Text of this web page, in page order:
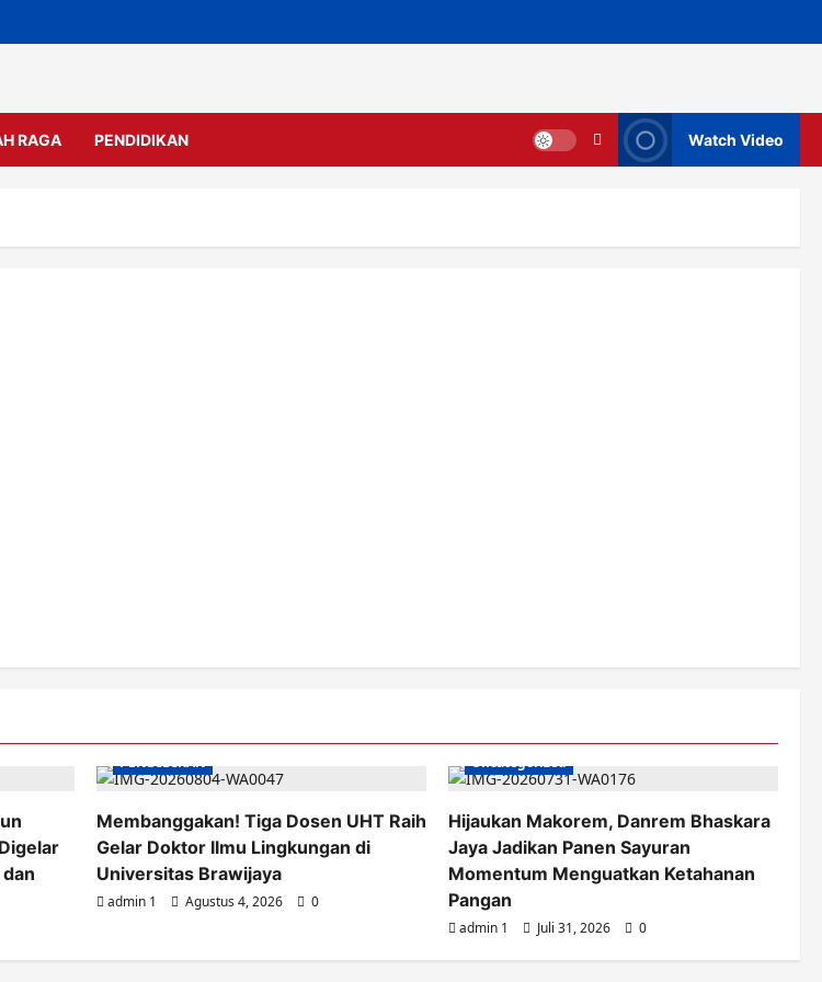
RAGA PENDIDIKAN Watch Video
PENDIDIKAN
Membanggakan! Tiga Dosen UHT Raih
Gelar Doktor Ilmu Lingkungan di
Universitas Brawijaya
admin 1 Agustus 4, 2026 0
Uncategorized
Hijaukan Makorem, Danrem Bhaskara
Jaya Jadikan Panen Sayuran
Momentum Menguatkan Ketahanan
Pangan
admin 1 Juli 31, 2026 0